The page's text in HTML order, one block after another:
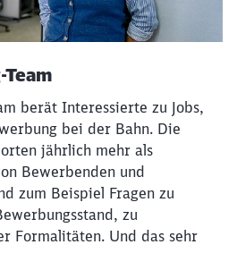
berät Interessierte zu Jobs,
bei der Bahn. Die
jährlich mehr als
Bewerbenden und
zum Beispiel Fragen zu
zu
Formalitäten. Und das sehr